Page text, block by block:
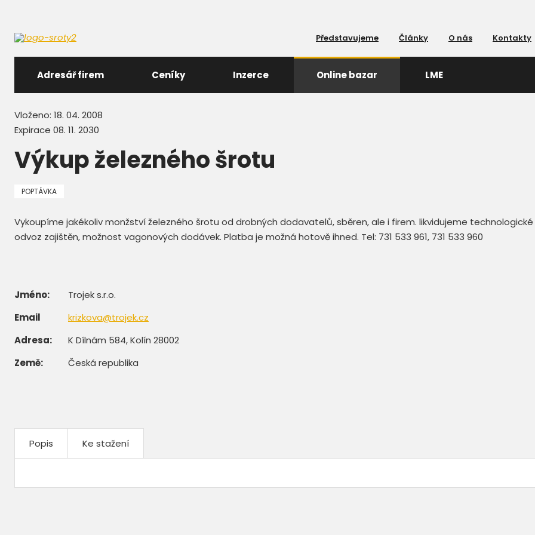
Představujeme Články O nás Kontakty
Adresář firem Ceníky Inzerce Online bazar LME
Vloženo: 18. 04. 2008
Expirace 08. 11. 2030
Výkup železného šrotu
POPTÁVKA
Vykoupíme jakékoliv monžství železného šrotu od drobných dodavatelů, sběren, ale i firem. likvidujeme technologické
odvoz zajištěn, možnost vagonových dodávek. Platba je možná hotově ihned. Tel: 731 533 961, 731 533 960
Jméno:
Trojek s.r.o.
Email
krizkova@trojek.cz
Adresa:
K Dílnám 584, Kolín 28002
Země:
Česká republika
Popis Ke stažení